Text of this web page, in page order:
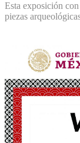
Esta exposición
piezas